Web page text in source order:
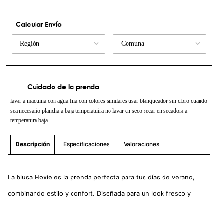
Calcular Envío
Región Comuna
Cuidado de la prenda
lavar a maquina con agua fria con colores similares usar blanqueador sin cloro cuando
sea necesario plancha a baja temperatuira no lavar en seco secar en secadora a
temperatura baja
Descripción Especificaciones Valoraciones
La blusa Hoxie es la prenda perfecta para tus días de verano,
combinando estilo y confort. Diseñada para un look fresco y